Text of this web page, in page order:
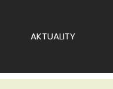
AKTUALITY